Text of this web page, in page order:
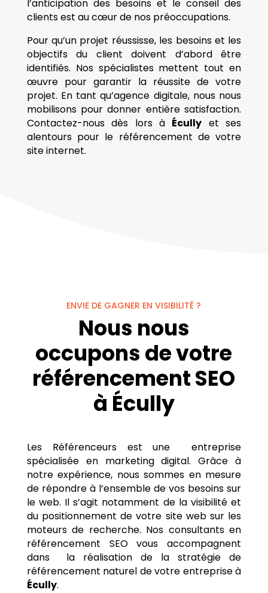
l’anticipation des besoins et le conseil des
clients est au cœur de nos préoccupations.
Pour qu’un projet réussisse, les besoins et les
objectifs du client doivent d’abord être
identifiés. Nos spécialistes mettent tout en
œuvre pour garantir la réussite de votre
projet. En tant qu’agence digitale, nous nous
mobilisons pour donner entière satisfaction.
Contactez-nous dès lors à Écully et ses
alentours pour le référencement de votre
site internet.
ENVIE DE GAGNER EN VISIBILITÉ ?
Nous nous
occupons de votre
référencement SEO
à Écully
Les Référenceurs est une entreprise
spécialisée en marketing digital. Grâce à
notre expérience, nous sommes en mesure
de répondre à l’ensemble de vos besoins sur
le web. Il s’agit notamment de la visibilité et
du positionnement de votre site web sur les
moteurs de recherche. Nos consultants en
référencement SEO vous accompagnent
dans la réalisation de la stratégie de
référencement naturel de votre entreprise à
Écully.